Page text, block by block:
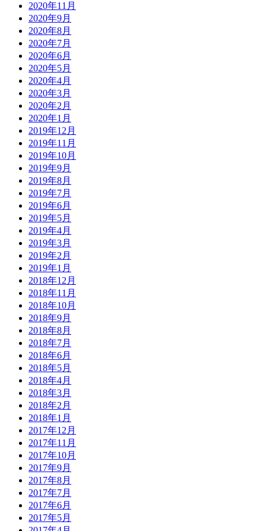
2020年11月
2020年9月
2020年8月
2020年7月
2020年6月
2020年5月
2020年4月
2020年3月
2020年2月
2020年1月
2019年12月
2019年11月
2019年10月
2019年9月
2019年8月
2019年7月
2019年6月
2019年5月
2019年4月
2019年3月
2019年2月
2019年1月
2018年12月
2018年11月
2018年10月
2018年9月
2018年8月
2018年7月
2018年6月
2018年5月
2018年4月
2018年3月
2018年2月
2018年1月
2017年12月
2017年11月
2017年10月
2017年9月
2017年8月
2017年7月
2017年6月
2017年5月